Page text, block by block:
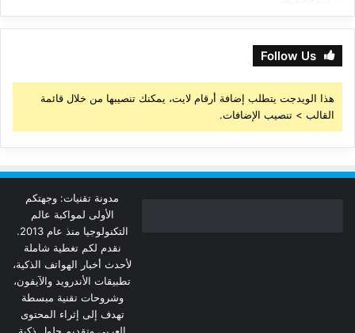
Follow Us
هذا الويدجت يتطلب إضافة أرقام لايت، يمكنك تنصيبها من خلال قائمة
القالب > تنصيب الإضافات.
مدونة تقنيات: وجهتكم
الأولى لمواكبة عالم
التكنولوجيا منذ عام 2013.
نقدم لكم تغطية شاملة
لأحدث أخبار الهواتف الذكية،
تطبيقات الأندرويد والآيفون،
وشروحات تقنية مبسطة
تهدف إلى إثراء المحتوى